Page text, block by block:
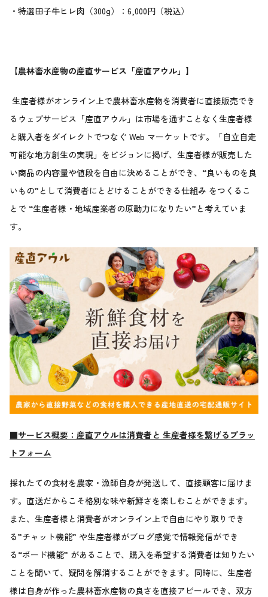
・特選田子牛ヒレ肉（300g）：6,000円（税込）
【農林畜水産物の産直サービス「産直アウル」】
生産者様がオンライン上で農林畜水産物を消費者に直接販売でき
るウェブサービス「産直アウル」は市場を通すことなく生産者様
と購入者をダイレクトでつなぐ Web マーケットです。「自立自走
可能な地方創生の実現」をビジョンに掲げ、生産者様が販売した
い商品の内容量や値段を自由に決めることができ、“良いものを良
いもの”として消費者にとどけることができる仕組み をつくるこ
とで “生産者様・地域産業者の原動力になりたい”と考えていま
す。
■サービス概要：産直アウルは消費者と 生産者様を繋げるプラッ
トフォーム
採れたての食材を農家・漁師自身が発送して、直接顧客に届けま
す。直送だからこそ格別な味や新鮮さを楽しむことができます。
また、生産者様と消費者がオンライン上で自由にやり取りでき
る”チャット機能” や生産者様がブログ感覚で情報発信ができ
る“ボード機能” があることで、購入を希望する消費者は知りたい
ことを聞いて、疑問を解消することができます。同時に、生産者
様は自身が作った農林畜水産物の良さを直接アピールでき、双方